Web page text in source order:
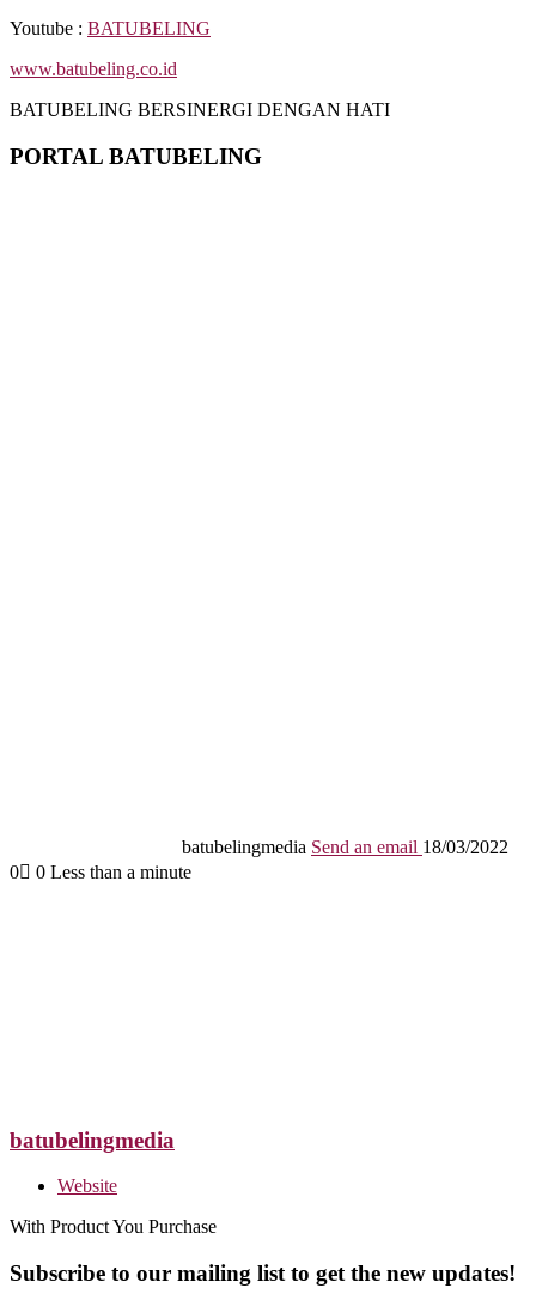
Youtube : BATUBELING
www.batubeling.co.id
BATUBELING BERSINERGI DENGAN HATI
PORTAL BATUBELING
batubelingmedia Send an email 18/03/2022
0
0 Less than a minute
batubelingmedia
Website
With Product You Purchase
Subscribe to our mailing list to get the new updates!